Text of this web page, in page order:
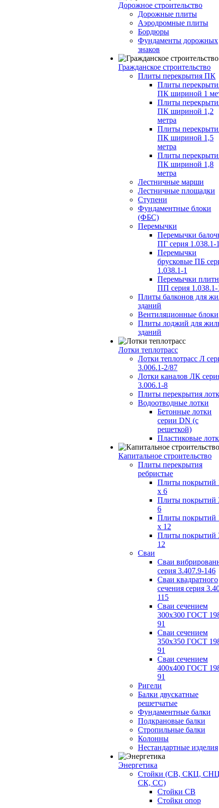
Дорожное строительство
Дорожные плиты
Аэродромные плиты
Бордюры
Фундаменты дорожных
знаков
Гражданское строительство
Плиты перекрытия ПК
Плиты
ПК шириной 1
Плиты
ПК шириной 1,2
метра
Плиты
ПК шириной 1,5
метра
Плиты
ПК шириной 1,8
метра
Лестничные марши
Лестничные площадки
Ступени
Фундаментные блоки
(ФБС)
Перемычки
Перемычки
ПГ серия 1.038.1-
Перемычки
брусковые ПБ
1.038.1-1
Перемычки
ПП серия 1.038.1-
Плиты балконов для
зданий
Вентиляционные блоки
Плиты лоджий для
зданий
Лотки теплотрасс
Лотки теплотрасс Л
3.006.1-2/87
Лотки каналов ЛК
3.006.1-8
Плиты перекрытия
Водоотводные лотки
Бетонные лотки
серии DN (с
решеткой)
Пластиковые
Капитальное строительство
Плиты перекрытия
ребристые
Плиты покрытий
x 6
Плиты покрытий
6
Плиты покрытий
x 12
Плиты покрытий
12
Сваи
Сваи
серия 3.407.9-146
Сваи квадратного
сечения серия
115
Сваи сечением
300х300 ГОСТ
91
Сваи сечением
350х350 ГОСТ
91
Сваи сечением
400х400 ГОСТ
91
Ригели
Балки двускатные
решетчатые
Фундаментные балки
Подкрановые балки
Стропильные балки
Колонны
Нестандартные изделия
Энергетика
Стойки (СВ, СКЦ,
СК, СС)
Стойки СВ
Стойки опор